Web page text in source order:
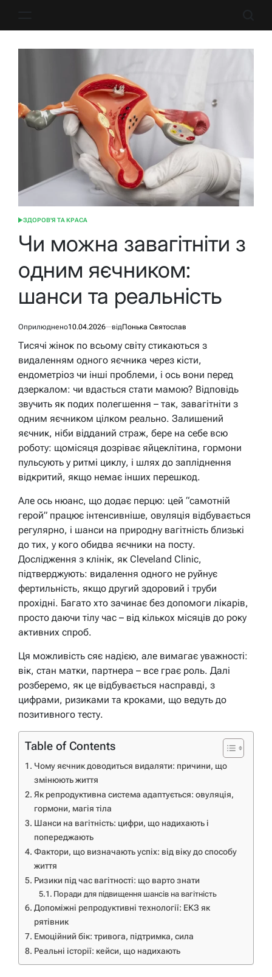
ОПУБЛІКУВАТИ
ЗДОРОВ'Я ТА КРАСА
Чи можна завагітніти з
одним яєчником:
шанси та реальність
Оприлюднено10.04.2026 відПонька Святослав
Тисячі жінок по всьому світу стикаються з
видаленням одного яєчника через кісти,
ендометріоз чи інші проблеми, і ось вони перед
дзеркалом: чи вдасться стати мамою? Відповідь
звучить як подих полегшення – так, завагітніти з
одним яєчником цілком реально. Залишений
яєчник, ніби відданий страж, бере на себе всю
роботу: щомісяця дозріває яйцеклітина, гормони
пульсують у ритмі циклу, і шлях до запліднення
відкритий, якщо немає інших перешкод.
Але ось нюанс, що додає перцю: цей “самотній
герой” працює інтенсивніше, овуляція відбувається
регулярно, і шанси на природну вагітність близькі
до тих, у кого обидва яєчники на посту.
Дослідження з клінік, як Cleveland Clinic,
підтверджують: видалення одного не руйнує
фертильність, якщо другий здоровий і труби
прохідні. Багато хто зачинає без допомоги лікарів,
просто даючи тілу час – від кількох місяців до року
активних спроб.
Ця можливість сяє надією, але вимагає уважності:
вік, стан матки, партнера – все грає роль. Далі
розберемо, як це відбувається насправді, з
цифрами, ризиками та кроками, що ведуть до
позитивного тесту.
Table of Contents
Чому яєчник доводиться видаляти: причини, що
змінюють життя
Як репродуктивна система адаптується: овуляція,
гормони, магія тіла
Шанси на вагітність: цифри, що надихають і
попереджають
Фактори, що визначають успіх: від віку до способу
життя
Ризики під час вагітності: що варто знати
Поради для підвищення шансів на вагітність
Допоміжні репродуктивні технології: ЕКЗ як
рятівник
Емоційний бік: тривога, підтримка, сила
Реальні історії: кейси, що надихають